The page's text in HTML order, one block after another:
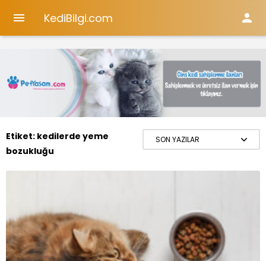
 KediBilgi.com 
Etiket: kedilerde yeme
bozukluğu